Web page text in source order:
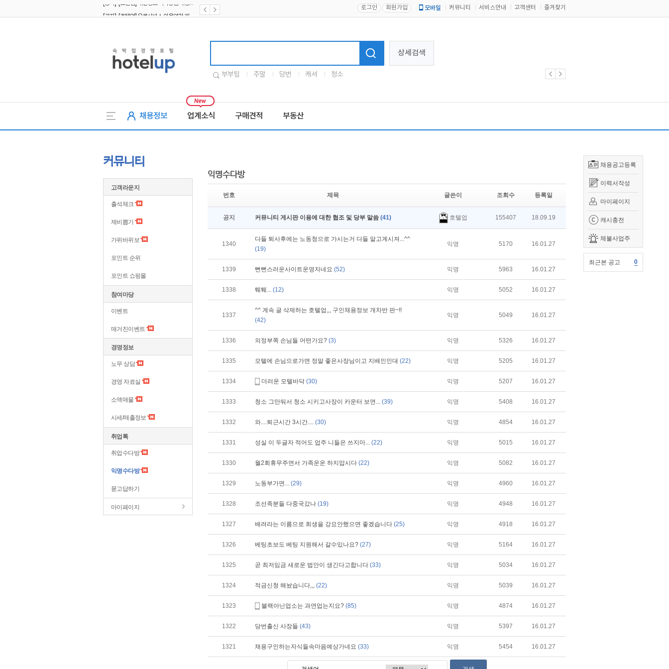
로그인 회원가입 모바일 커뮤니티 서비스안내 고객센터 즐겨찾기
상세검색
부부팀 주말 당번 캐셔 청소
채용정보 업계소식 구매견적 부동산
채용공고등록
이력서작성
마이페이지
캐시충전
체불사업주
최근본 공고 0
커뮤니티
고객라운지
출석체크
제비뽑기
가위바위보
포인트 순위
포인트 쇼핑몰
참여마당
이벤트
매거진이벤트
경영정보
노무 상담
경영 자료실
소액매물
시세/매출정보
취업톡
취업수다방
익명수다방
묻고답하기
마이페이지
익명수다방
번호 제목 글쓴이 조회수 등록일
공지 커뮤니티 게시판 이용에 대한 협조 및 당부 말씀 (41) 호텔업 155407 18.09.19
1340
다들 퇴사후에는 노동청으로 가시는거 다들 알고계시져...^^
(19)
익명 5170 16.01.27
1339 뻔뻔스러운사이트운영자네요 (52) 익명 5963 16.01.27
1338 퉤퉤... (12) 익명 5052 16.01.27
1337
^^ 계속 글 삭제하는 호텔업,,, 구인채용정보 개차반 판~!!
(42)
익명 5049 16.01.27
1336 의정부쪽 손님들 어떤가요? (3) 익명 5326 16.01.27
1335 모텔에 손님으로가면 정말 좋은사장님이고 지배인인대 (22) 익명 5205 16.01.27
1334 더러운 모텔바닥 (30) 익명 5207 16.01.27
1333 청소 그만둬서 청소 시키고사장이 카운터 보면... (39) 익명 5408 16.01.27
1332 와....퇴근시간 3시간.... (30) 익명 4854 16.01.27
1331 성실 이 두글자 적어도 업주 니들은 쓰지마... (22) 익명 5015 16.01.27
1330 월2회휴무주면서 가족운운 하지맙시다 (22) 익명 5082 16.01.27
1329 노동부가면... (29) 익명 4960 16.01.27
1328 조선족분들 다중국갔나 (19) 익명 4948 16.01.27
1327 배려라는 이름으로 희생을 강요안했으면 좋겠습니다 (25) 익명 4918 16.01.27
1326 베팅초보도 베팅 지원해서 갈수있나요? (27) 익명 5164 16.01.27
1325 곧 최저임금 새로운 법안이 생긴다고합니다 (33) 익명 5034 16.01.27
1324 적금신청 해놨습니다,,, (22) 익명 5039 16.01.27
1323 블랙아닌업소는 과연업는지요? (85) 익명 4874 16.01.27
1322 당번출신 사장들 (43) 익명 5397 16.01.27
1321 채용구인하는자식들속마음예상가네요 (33) 익명 5454 16.01.27